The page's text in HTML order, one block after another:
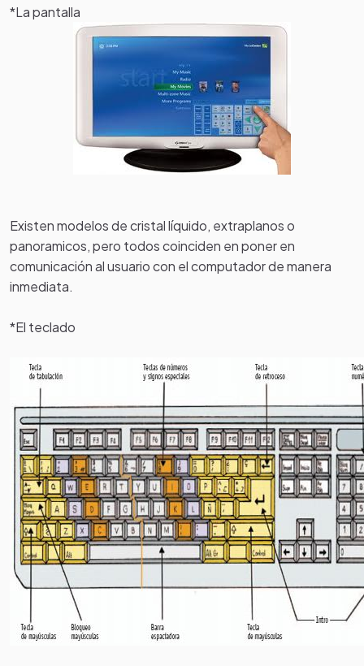
*La pantalla
Existen modelos de cristal líquido, extraplanos o
panoramicos, pero todos coinciden en poner en
comunicación al usuario con el computador de manera
inmediata.
*El teclado